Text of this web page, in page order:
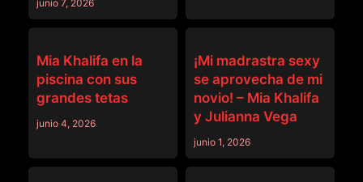
junio 7, 2026
Mia Khalifa en la
piscina con sus
grandes tetas
junio 4, 2026
¡Mi madrastra sexy
se aprovecha de mi
novio! – Mia Khalifa
y Julianna Vega
junio 1, 2026